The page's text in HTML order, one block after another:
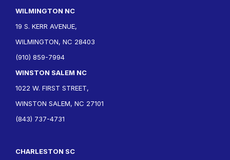
WILMINGTON NC
19 S. KERR AVENUE,
WILMINGTON, NC 28403
(910) 859-7994
WINSTON SALEM NC
1022 W. FIRST STREET,
WINSTON SALEM, NC 27101
(843) 737-4731
CHARLESTON SC